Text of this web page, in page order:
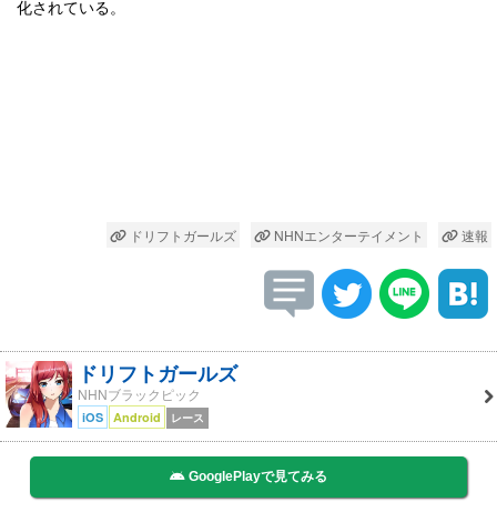
化されている。
ドリフトガールズ NHNエンターテイメント 速報
ドリフトガールズ
NHNブラックピック
iOS Android レース
GooglePlayで見てみる